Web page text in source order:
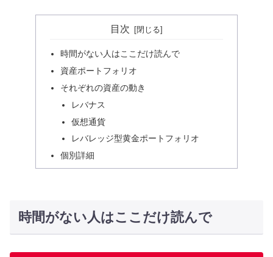
目次
時間がない人はここだけ読んで
資産ポートフォリオ
それぞれの資産の動き
レバナス
仮想通貨
レバレッジ型黄金ポートフォリオ
個別詳細
時間がない人はここだけ読んで